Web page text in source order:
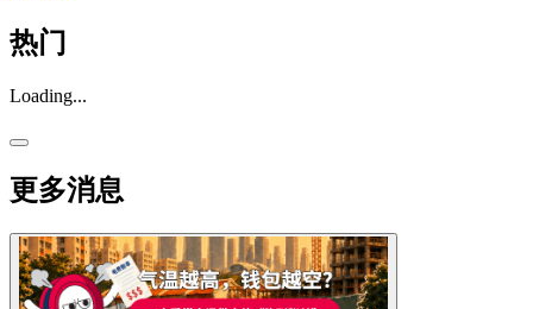
热门
Loading...
更多消息